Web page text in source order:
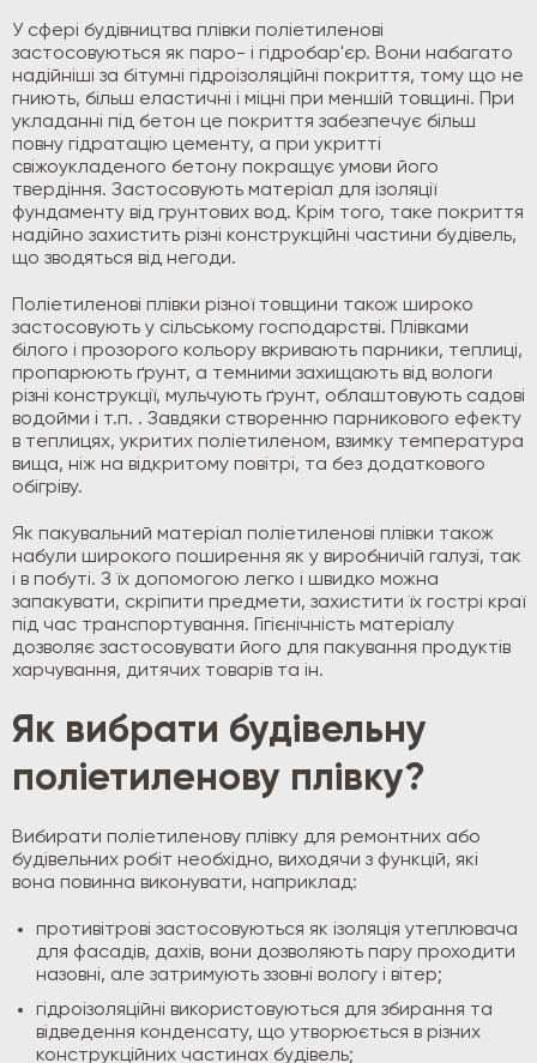
У сфері будівництва плівки поліетиленові
застосовуються як паро- і гідробар'єр. Вони набагато
надійніші за бітумні гідроізоляційні покриття, тому що не
гниють, більш еластичні і міцні при меншій товщині. При
укладанні під бетон це покриття забезпечує більш
повну гідратацію цементу, а при укритті
свіжоукладеного бетону покращує умови його
твердіння. Застосовують матеріал для ізоляції
фундаменту від грунтових вод. Крім того, таке покриття
надійно захистить різні конструкційні частини будівель,
що зводяться від негоди.
Поліетиленові плівки різної товщини також широко
застосовують у сільському господарстві. Плівками
білого і прозорого кольору вкривають парники, теплиці,
пропарюють ґрунт, а темними захищають від вологи
різні конструкції, мульчують ґрунт, облаштовують садові
водойми і т.п. . Завдяки створенню парникового ефекту
в теплицях, укритих поліетиленом, взимку температура
вища, ніж на відкритому повітрі, та без додаткового
обігріву.
Як пакувальний матеріал поліетиленові плівки також
набули широкого поширення як у виробничій галузі, так
і в побуті. З їх допомогою легко і швидко можна
запакувати, скріпити предмети, захистити їх гострі краї
під час транспортування. Гігієнічність матеріалу
дозволяє застосовувати його для пакування продуктів
харчування, дитячих товарів та ін.
Як вибрати будівельну
поліетиленову плівку?
Вибирати поліетиленову плівку для ремонтних або
будівельних робіт необхідно, виходячи з функцій, які
вона повинна виконувати, наприклад:
противітрові застосовуються як ізоляція утеплювача
для фасадів, дахів, вони дозволяють пару проходити
назовні, але затримують ззовні вологу і вітер;
гідроізоляційні використовуються для збирання та
відведення конденсату, що утворюється в різних
конструкційних частинах будівель;